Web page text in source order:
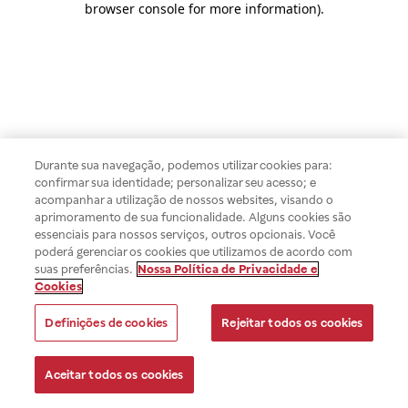
browser console for more information).
Durante sua navegação, podemos utilizar cookies para:
confirmar sua identidade; personalizar seu acesso; e
acompanhar a utilização de nossos websites, visando o
aprimoramento de sua funcionalidade. Alguns cookies são
essenciais para nossos serviços, outros opcionais. Você
poderá gerenciar os cookies que utilizamos de acordo com
suas preferências. Nossa Política de Privacidade e
Cookies
Definições de cookies Rejeitar todos os cookies
Aceitar todos os cookies